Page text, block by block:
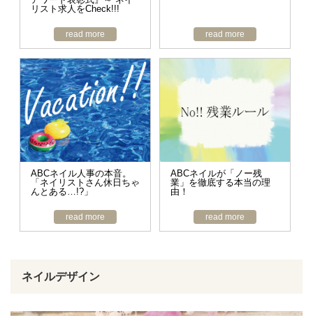
リスト求人をCheck!!!
read more read more
ABCネイル人事の本音。
「ネイリストさん休日ちゃ
んとある…!?」
read more
ABCネイルが「ノー残
業」を徹底する本当の理
由！
read more
ネイルデザイン